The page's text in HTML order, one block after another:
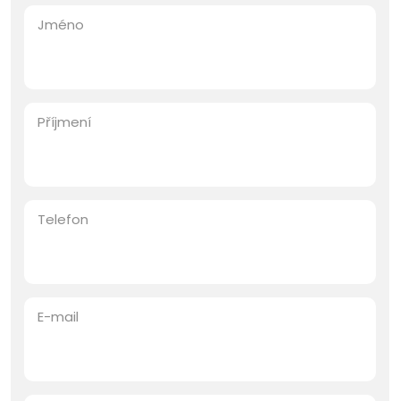
Jméno
Příjmení
Telefon
E-mail